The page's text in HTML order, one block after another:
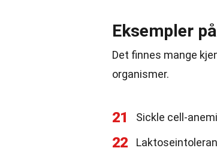
Eksempler
Det finnes mange
organismer.
21 Sickle cell-
22